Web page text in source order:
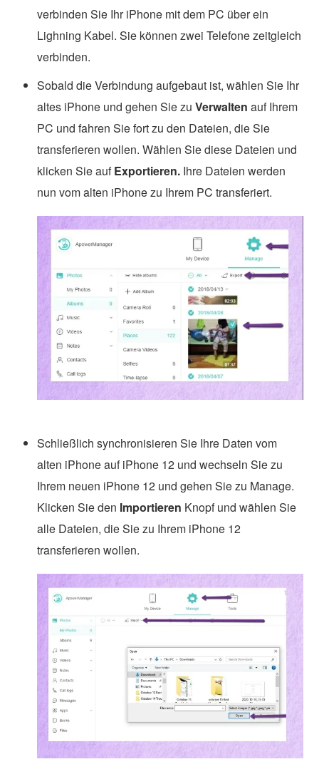
verbinden Sie Ihr iPhone mit dem PC über ein
Lighning Kabel. Sie können zwei Telefone zeitgleich
verbinden.
Sobald die Verbindung aufgebaut ist, wählen Sie Ihr
altes iPhone und gehen Sie zuVerwalten auf Ihrem
PC und fahren Sie fort zu den Dateien, die Sie
transferieren wollen. Wählen Sie diese Dateien und
klicken Sie aufExportieren. Ihre Dateien werden
nun vom alten iPhone zu Ihrem PC transferiert.
Schließlich synchronisieren Sie Ihre Daten vom
alten iPhone auf iPhone 12 und wechseln Sie zu
Ihrem neuen iPhone 12 und gehen Sie zu Manage.
Klicken Sie den Importieren Knopf und wählen Sie
alle Dateien, die Sie zu Ihrem iPhone 12
transferieren wollen.